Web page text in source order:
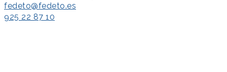
fedeto@fedeto.es
925 22 87 10